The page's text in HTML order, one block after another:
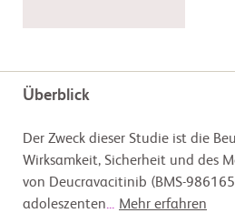
Überblick
Der Zweck dieser Studie ist die
Wirksamkeit, Sicherheit und des
von Deucravacitinib (BMS-
adoleszenten... Mehr erfahren